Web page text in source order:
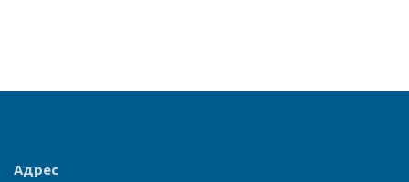
Адрес